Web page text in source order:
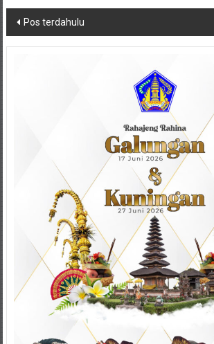
Navigasi
pos
Pos terdahulu